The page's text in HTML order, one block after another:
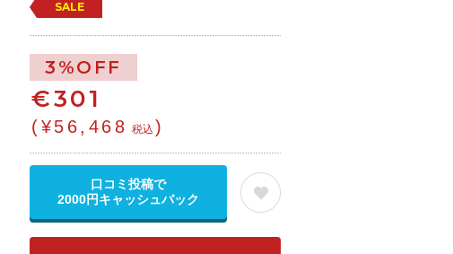
SALE
3%OFF
€301
(¥56,468 税込 )
口コミ投稿で
2000円キャッシュバック